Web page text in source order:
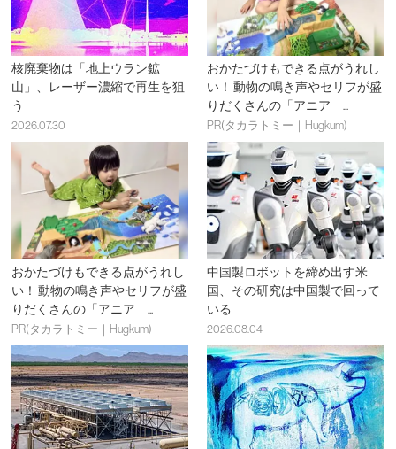
核廃棄物は「地上ウラン鉱
山」、レーザー濃縮で再生を狙
う
2026.07.30
おかたづけもできる点がうれし
い！ 動物の鳴き声やセリフが盛
りだくさんの「アニア ...
PR(タカラトミー｜Hugkum)
おかたづけもできる点がうれし
い！ 動物の鳴き声やセリフが盛
りだくさんの「アニア ...
PR(タカラトミー｜Hugkum)
中国製ロボットを締め出す米
国、その研究は中国製で回って
いる
2026.08.04